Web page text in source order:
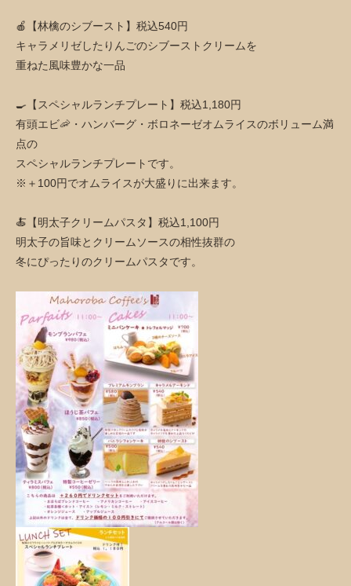
🍎【林檎のシブースト】税込540円
キャラメリゼしたりんごのシブーストクリームを
重ねた風味豊かな一品
🍳【スペシャルランチプレート】税込1,180円
有頭エビ🦐・ハンバーグ・ボロネーゼオムライスのボリューム満
点の
スペシャルランチプレートです。
※＋100円でオムライスが大盛りに出来ます。
🍝【明太子クリームパスタ】税込1,100円
明太子の旨味とクリームソースの相性抜群の
冬にぴったりのクリームパスタです。